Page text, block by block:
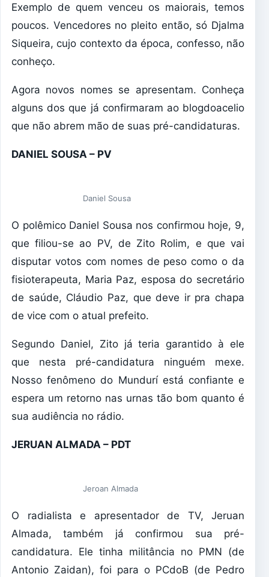
Exemplo de quem venceu os maiorais, temos
poucos. Vencedores no pleito então, só Djalma
Siqueira, cujo contexto da época, confesso, não
conheço.
Agora novos nomes se apresentam. Conheça
alguns dos que já confirmaram ao blogdoacelio
que não abrem mão de suas pré-candidaturas.
DANIEL SOUSA – PV
Daniel Sousa
O polêmico Daniel Sousa nos confirmou hoje, 9,
que filiou-se ao PV, de Zito Rolim, e que vai
disputar votos com nomes de peso como o da
fisioterapeuta, Maria Paz, esposa do secretário
de saúde, Cláudio Paz, que deve ir pra chapa
de vice com o atual prefeito.
Segundo Daniel, Zito já teria garantido à ele
que nesta pré-candidatura ninguém mexe.
Nosso fenômeno do Mundurí está confiante e
espera um retorno nas urnas tão bom quanto é
sua audiência no rádio.
JERUAN ALMADA – PDT
Jeroan Almada
O radialista e apresentador de TV, Jeruan
Almada, também já confirmou sua pré-
candidatura. Ele tinha militância no PMN (de
Antonio Zaidan), foi para o PCdoB (de Pedro